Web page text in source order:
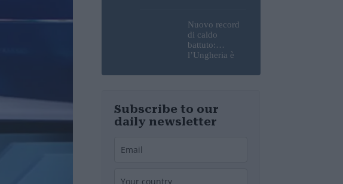
spenta!
Nuovo record
di caldo
battuto:
l’Ungheria è
più caldi
Subscribe to our
daily newsletter